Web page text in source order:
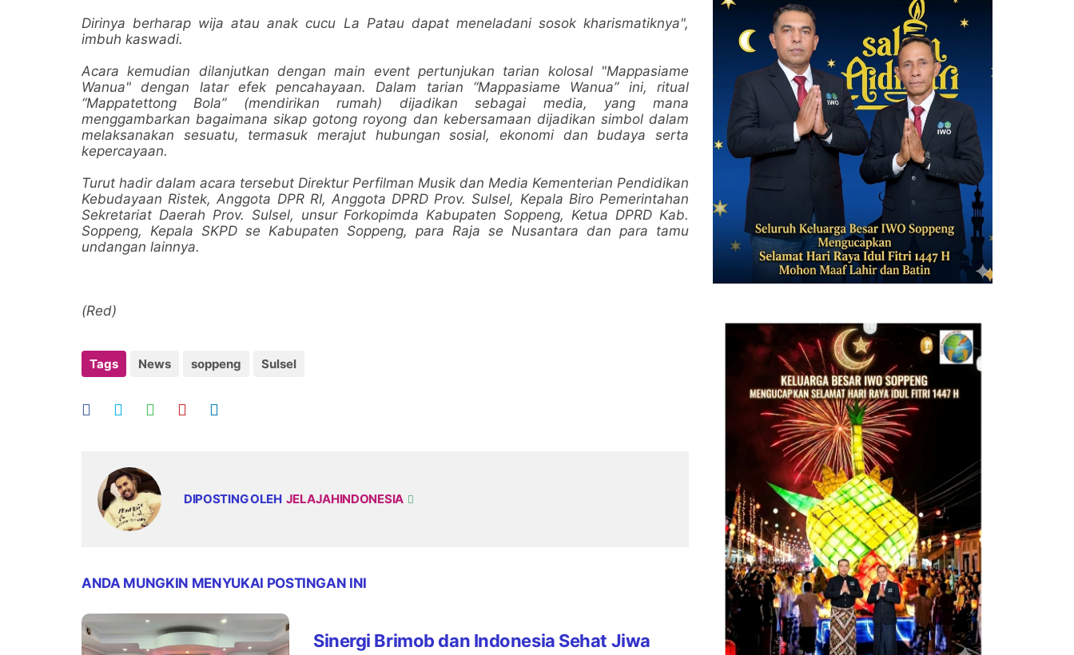
Dirinya berharap wija atau anak cucu La Patau dapat meneladani sosok kharismatiknya",
imbuh kaswadi.
Acara kemudian dilanjutkan dengan main event pertunjukan tarian kolosal "Mappasiame
Wanua" dengan latar efek pencahayaan. Dalam tarian “Mappasiame Wanua” ini, ritual
“Mappatettong Bola” (mendirikan rumah) dijadikan sebagai media, yang mana
menggambarkan bagaimana sikap gotong royong dan kebersamaan dijadikan simbol dalam
melaksanakan sesuatu, termasuk merajut hubungan sosial, ekonomi dan budaya serta
kepercayaan.
Turut hadir dalam acara tersebut Direktur Perfilman Musik dan Media Kementerian Pendidikan
Kebudayaan Ristek, Anggota DPR RI, Anggota DPRD Prov. Sulsel, Kepala Biro Pemerintahan
Sekretariat Daerah Prov. Sulsel, unsur Forkopimda Kabupaten Soppeng, Ketua DPRD Kab.
Soppeng, Kepala SKPD se Kabupaten Soppeng, para Raja se Nusantara dan para tamu
undangan lainnya.
(Red)
Tags News soppeng Sulsel
DIPOSTING OLEH JELAJAHINDONESIA
ANDA MUNGKIN MENYUKAI POSTINGAN INI
Sinergi Brimob dan Indonesia Sehat Jiwa